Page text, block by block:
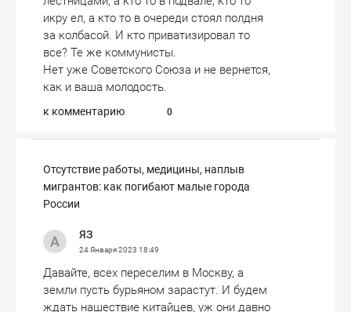
икру ел, а кто то в очереди стоял полдня
за колбасой. И кто приватизировал то
все? Те же коммунисты.
Нет уже Советского Союза и не вернется,
как и ваша молодость.
к комментарию 0
Отсутствие работы, медицины, наплыв
мигрантов: как погибают малые города
России
ЯЗ
24 Января 2023 18:49
Давайте, всех переселим в Москву, а
земли пусть бурьяном зарастут. И будем
ждать нашествие китайцев, уж они давно